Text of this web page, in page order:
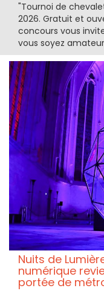
"Tournoi de
2026. Gratuit et
concours vous
vous soyez
Nuits de
numérique
portée de